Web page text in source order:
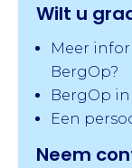
Wilt u
Meer
BergOp?
BergOp
Een
Neem